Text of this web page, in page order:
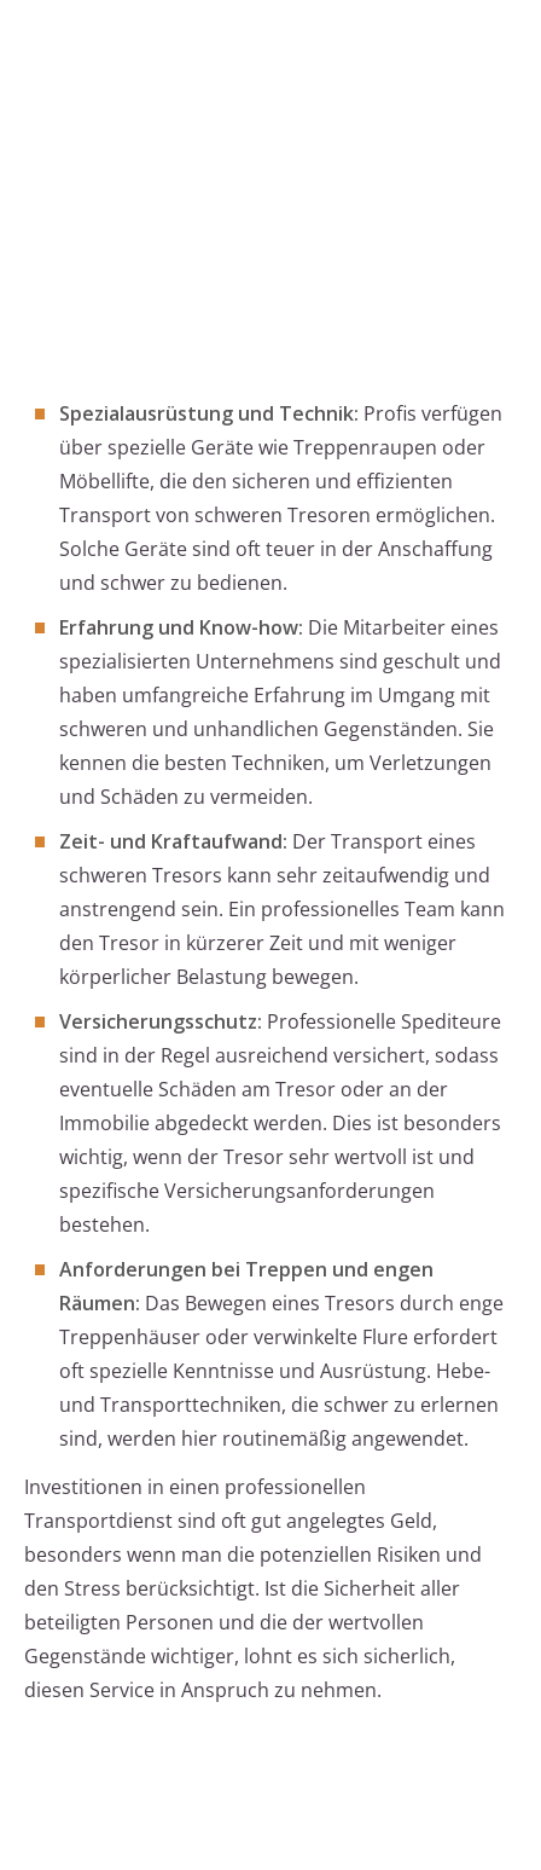
Spezialausrüstung und Technik: Profis verfügen
über spezielle Geräte wie Treppenraupen oder
Möbellifte, die den sicheren und effizienten
Transport von schweren Tresoren ermöglichen.
Solche Geräte sind oft teuer in der Anschaffung
und schwer zu bedienen.
Erfahrung und Know-how: Die Mitarbeiter eines
spezialisierten Unternehmens sind geschult und
haben umfangreiche Erfahrung im Umgang mit
schweren und unhandlichen Gegenständen. Sie
kennen die besten Techniken, um Verletzungen
und Schäden zu vermeiden.
Zeit- und Kraftaufwand: Der Transport eines
schweren Tresors kann sehr zeitaufwendig und
anstrengend sein. Ein professionelles Team kann
den Tresor in kürzerer Zeit und mit weniger
körperlicher Belastung bewegen.
Versicherungsschutz: Professionelle Spediteure
sind in der Regel ausreichend versichert, sodass
eventuelle Schäden am Tresor oder an der
Immobilie abgedeckt werden. Dies ist besonders
wichtig, wenn der Tresor sehr wertvoll ist und
spezifische Versicherungsanforderungen
bestehen.
Anforderungen bei Treppen und engen
Räumen: Das Bewegen eines Tresors durch enge
Treppenhäuser oder verwinkelte Flure erfordert
oft spezielle Kenntnisse und Ausrüstung. Hebe-
und Transporttechniken, die schwer zu erlernen
sind, werden hier routinemäßig angewendet.
Investitionen in einen professionellen
Transportdienst sind oft gut angelegtes Geld,
besonders wenn man die potenziellen Risiken und
den Stress berücksichtigt. Ist die Sicherheit aller
beteiligten Personen und die der wertvollen
Gegenstände wichtiger, lohnt es sich sicherlich,
diesen Service in Anspruch zu nehmen.